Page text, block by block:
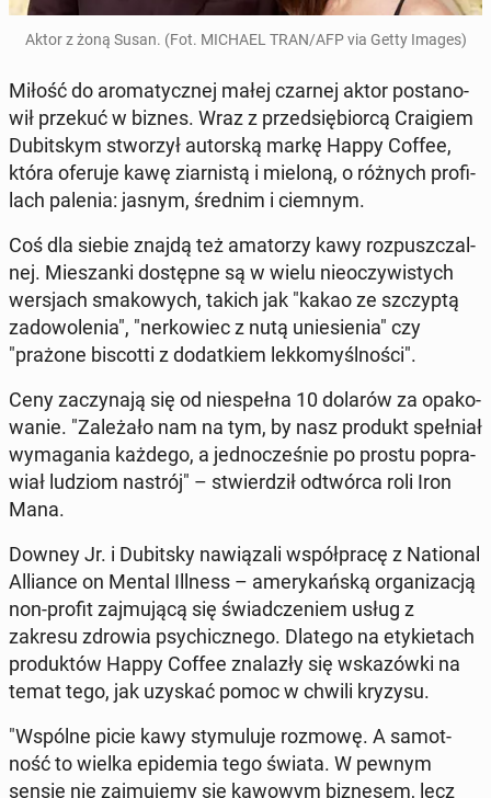
Aktor z żoną Susan. (Fot. MICHAEL TRAN/AFP via Getty Images)
Miłość do aro­ma­tycz­nej małej czarnej aktor po­sta­no­
wił przekuć w biznes. Wraz z przed­się­bior­cą Cra­igiem
Du­bit­skym stwo­rzył au­tor­ską markę Happy Coffee,
która oferuje kawę ziar­ni­stą i mieloną, o różnych pro­fi­
lach palenia: jasnym, średnim i ciemnym.
Coś dla siebie znajdą też ama­to­rzy kawy roz­pusz­czal­
nej. Mie­szan­ki do­stęp­ne są w wielu nie­oczy­wi­stych
wer­sjach sma­ko­wych, takich jak "kakao ze szczyp­tą
za­do­wo­le­nia", "ner­ko­wiec z nutą unie­sie­nia" czy
"prażone bi­scot­ti z do­dat­kiem lek­ko­myśl­no­ści".
Ceny za­czy­na­ją się od nie­speł­na 10 dolarów za opa­ko­
wa­nie. "Za­le­ża­ło nam na tym, by nasz produkt speł­niał
wy­ma­ga­nia każdego, a jed­no­cze­śnie po prostu po­pra­
wiał ludziom nastrój" – stwier­dził od­twór­ca roli Iron
Mana.
Downey Jr. i Du­bit­sky na­wią­za­li współ­pra­cę z Na­tio­nal
Al­lian­ce on Mental Illness – ame­ry­kań­ską or­ga­ni­za­cją
non-profit zaj­mu­ją­cą się świad­cze­niem usług z
zakresu zdrowia psy­chicz­ne­go. Dlatego na ety­kie­tach
pro­duk­tów Happy Coffee zna­la­zły się wska­zów­ki na
temat tego, jak uzyskać pomoc w chwili kryzysu.
"Wspólne picie kawy sty­mu­lu­je rozmowę. A sa­mot­
ność to wielka epi­de­mia tego świata. W pewnym
sensie nie zaj­mu­je­my się kawowym biz­ne­sem, lecz